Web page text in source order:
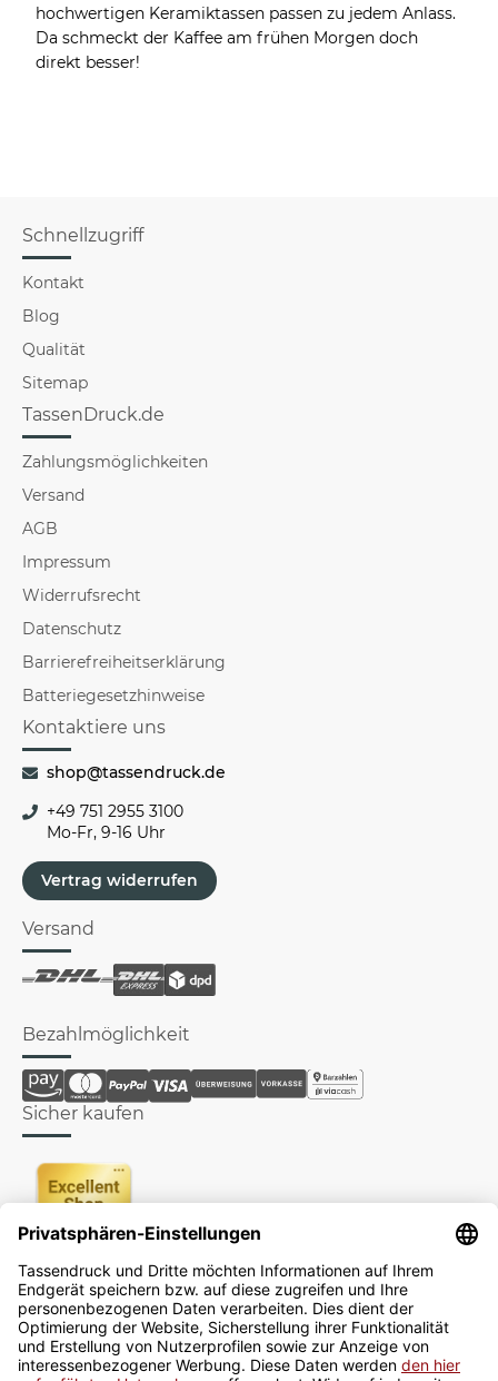
hochwertigen Keramiktassen passen zu jedem Anlass.
Da schmeckt der Kaffee am frühen Morgen doch
direkt besser!
Schnellzugriff
Kontakt
Blog
Qualität
Sitemap
TassenDruck.de
Zahlungsmöglichkeiten
Versand
AGB
Impressum
Widerrufsrecht
Datenschutz
Barrierefreiheitserklärung
Batteriegesetzhinweise
Kontaktiere uns
shop@tassendruck.de
+49 751 2955 3100
Mo-Fr, 9-16 Uhr
Vertrag widerrufen
Versand
Bezahlmöglichkeit
Sicher kaufen